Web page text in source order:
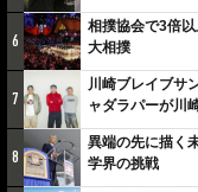
6
相撲協会で3倍
大相撲
7
川崎ブレイブサ
ャダラパーが川
しみでしかない
8
異端の先に描く
学界の挑戦